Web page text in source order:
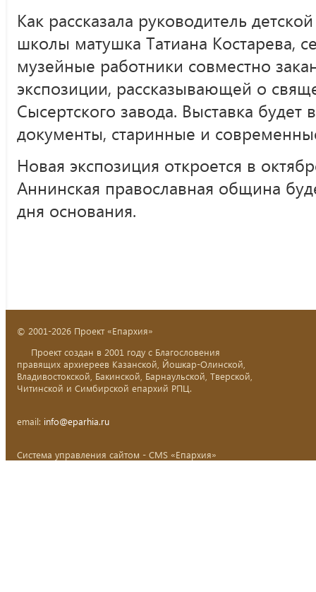
Как рассказала руководитель
школы матушка Татиана Костарева,
музейные работники совместно
экспозиции, рассказывающей о
Сысертского завода. Выставка будет
документы, старинные и
Новая экспозиция откроется в
Аннинская православная община
дня основания.
© 2001-2026 Проект «Епархия»
Проект создан в 2001 году с Благословения
правящих архиереев Казанской, Йошкар-Олинской,
Владивостокской, Бакинской, Барнаульской, Тверской,
Читинской и Симбирской епархий РПЦ.
email: info@eparhia.ru
Система управления сайтом - CMS «Епархия»